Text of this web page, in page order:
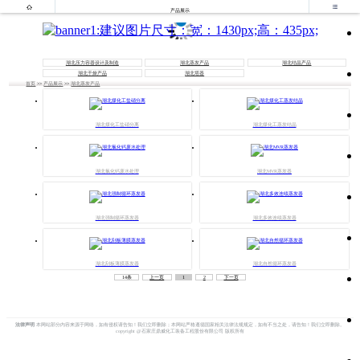

产品展示

湖北压力容器设计及制造 湖北蒸发产品 湖北结晶产品
湖北干燥产品 湖北塔器
首页 >> 产品展示 >>湖北蒸发产品
湖北煤化工盐硝分离 湖北煤化工蒸发结晶
湖北氯化钙废水处理 湖北MVR蒸发器
湖北强制循环蒸发器 湖北多效连续蒸发器
湖北刮板薄膜蒸发器 湖北自然循环蒸发器
14条 上一页 1 2 下一页
法律声明 本网站部分内容来源于网络，如有侵权请告知！我们立即删除；本网站严格遵循国家相关法律法规规定，如有不当之处，请告知！我们立即删除。
copyright @石家庄鼎威化工装备工程股份有限公司 版权所有